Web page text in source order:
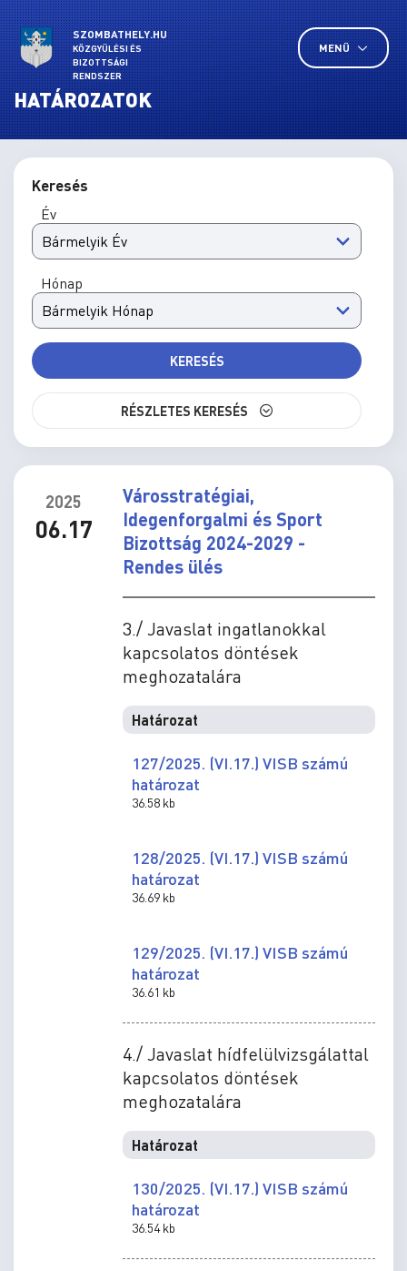
SZOMBATHELY.HU
KÖZGYŰLÉSI ÉS
BIZOTTSÁGI
RENDSZER
MENÜ
HATÁROZATOK
Keresés
Év
Hónap
KERESÉS
RÉSZLETES KERESÉS
2025
06.17
Városstratégiai,
Idegenforgalmi és Sport
Bizottság 2024-2029 -
Rendes ülés
3./ Javaslat ingatlanokkal
kapcsolatos döntések
meghozatalára
Határozat
127/2025. (VI.17.) VISB számú
határozat
36.58 kb
128/2025. (VI.17.) VISB számú
határozat
36.69 kb
129/2025. (VI.17.) VISB számú
határozat
36.61 kb
4./ Javaslat hídfelülvizsgálattal
kapcsolatos döntések
meghozatalára
Határozat
130/2025. (VI.17.) VISB számú
határozat
36.54 kb